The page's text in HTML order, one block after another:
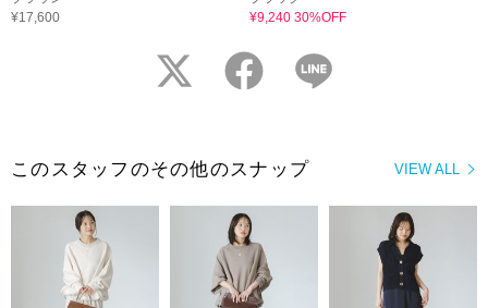
¥17,600
¥9,240 30%OFF
twitter facebook
VIEW ALL
このスタッフのその他のスナップ